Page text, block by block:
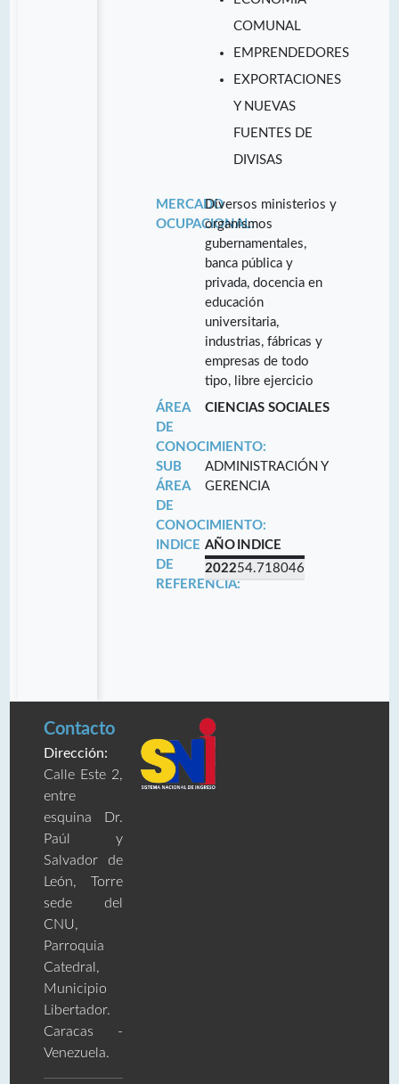
COMUNAL
EMPRENDEDORES
EXPORTACIONES
Y NUEVAS
FUENTES DE
DIVISAS
MERCADO
OCUPACIONAL:
Diversos ministerios y
organismos
gubernamentales,
banca pública y
privada, docencia en
educación
universitaria,
industrias, fábricas y
empresas de todo
tipo, libre ejercicio
ÁREA
DE
CONOCIMIENTO:
CIENCIAS SOCIALES
SUB
ÁREA
DE
CONOCIMIENTO:
ADMINISTRACIÓN Y
GERENCIA
INDICE
DE
REFERENCIA:
AÑO INDICE
202254.718046
Contacto
Dirección:
Calle Este 2,
entre
esquina Dr.
Paúl y
Salvador de
León, Torre
sede del
CNU,
Parroquia
Catedral,
Municipio
Libertador.
Caracas -
Venezuela.